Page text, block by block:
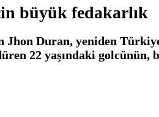
büyük fedakarlık
Duran, yeniden
22 yaşındaki